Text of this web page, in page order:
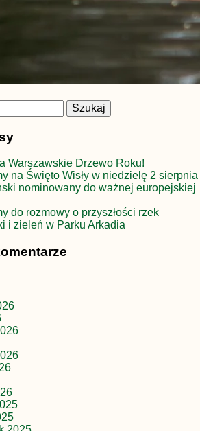
Warszawskie Drzewo Roku!
na Święto Wisły w niedzielę 2 sierpnia
nominowany do ważnej europejskiej
do rozmowy o przyszłości rzek
i zieleń w Parku Arkadia